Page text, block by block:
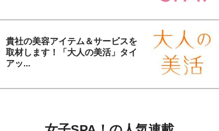
貴社の美容アイテム＆サービスを
取材します！「大人の美活」タイ
アッ...